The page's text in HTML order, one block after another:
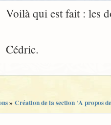
Voilà qui est fait : les
Cédric.
» Création de la section 'A propos